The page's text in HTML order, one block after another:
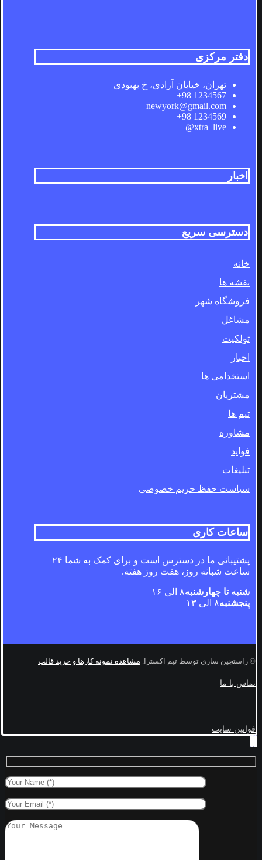
دفتر مرکزی
تهران، خیابان آزادی، خ بهبودی
1234567 98+
newyork@gmail.com
1234569 98+
xtra_live@
اخبار
دسترسی سریع
خانه
نقشه ها
فروشگاه شهر
مشاغل
تولکیت
اخبار
استخدامی ها
مشتریان
تیم ها
مشاوره
فواید
تبلیغات
سیاست حفظ حریم خصوصی
ساعات کاری
پشتیبانی ما در دسترس است و برای کمک به شما ۲۴
ساعت شبانه روز، هفت روز هفته.
شنبه تا چهارشنبه۸ الی ۱۶
پنجشنبه۸ الی ۱۳
© راستچین سازی توسط تیم اکسترا. مشاهده نمونه کارها و خرید قالب
تماس با ما
قوانین سایت